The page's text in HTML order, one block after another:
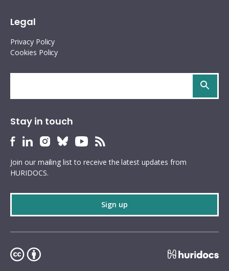
Legal
Privacy Policy
Cookies Policy
Stay in touch
HURIDOCS
profile
HURIDOCS
profile
HURIDOCS
profile
HURIDOCS
profile
HURIDOCS
profile
HURIDOCS
feed
Join our mailing list to receive the latest updates from
HURIDOCS.
Sign up